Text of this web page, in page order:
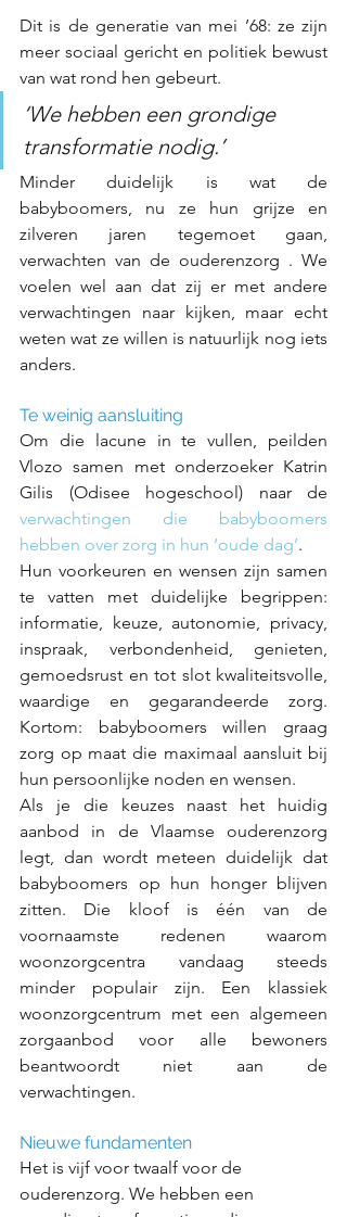
Dit is de generatie van mei ’68: ze zijn
meer sociaal gericht en politiek bewust
van wat rond hen gebeurt.
‘We hebben een grondige
transformatie nodig.’
Minder duidelijk is wat de
babyboomers, nu ze hun grijze en
zilveren jaren tegemoet gaan,
verwachten van de ouderenzorg . We
voelen wel aan dat zij er met andere
verwachtingen naar kijken, maar echt
weten wat ze willen is natuurlijk nog iets
anders.
Te weinig aansluiting
Om die lacune in te vullen, peilden
Vlozo samen met onderzoeker Katrin
verwachtingen die babyboomers
hebben over zorg in hun ‘oude dag’.
Hun voorkeuren en wensen zijn samen
te vatten met duidelijke begrippen:
informatie, keuze, autonomie, privacy,
inspraak, verbondenheid, genieten,
gemoedsrust en tot slot kwaliteitsvolle,
waardige en gegarandeerde zorg.
Kortom: babyboomers willen graag
zorg op maat die maximaal aansluit bij
hun persoonlijke noden en wensen.
Als je die keuzes naast het huidig
aanbod in de Vlaamse ouderenzorg
legt, dan wordt meteen duidelijk dat
babyboomers op hun honger blijven
zitten. Die kloof is één van de
voornaamste redenen waarom
woonzorgcentra vandaag steeds
minder populair zijn. Een klassiek
woonzorgcentrum met een algemeen
zorgaanbod voor alle bewoners
beantwoordt niet aan de
verwachtingen.
Nieuwe fundamenten
Het is vijf voor twaalf voor de
ouderenzorg. We hebben een